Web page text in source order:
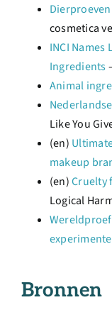
cosmetica
INCI
Ingredients
Animal
Like You
(en)
makeup
(en)Cruelty
Logical
Bronnen